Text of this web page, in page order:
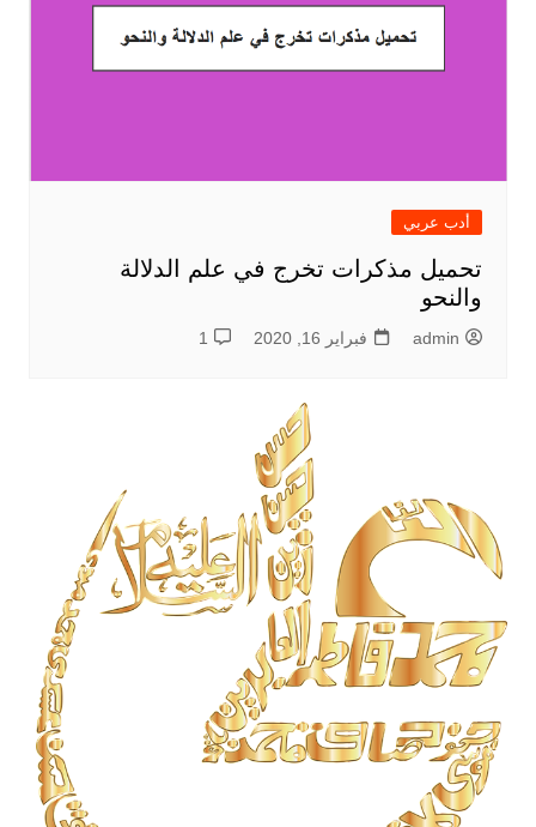
أدب عربي
تحميل مذكرات تخرج في علم الدلالة
والنحو
admin فبراير 16, 2020 1